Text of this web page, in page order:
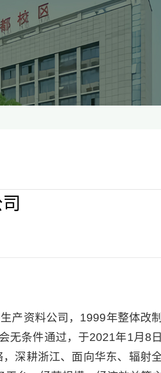
产资料公司，1999年整体改
无条件通过，于2021年1月8
深耕浙江、面向华东、辐射